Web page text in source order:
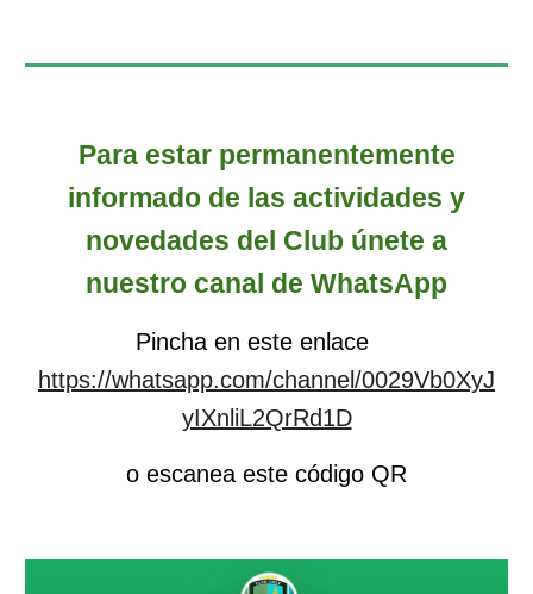
Para estar permanentemente
informado de las actividades y
novedades del Club únete a
nuestro canal de WhatsApp
Pincha en este enlace
https://whatsapp.com/channel/0029Vb0XyJ
yIXnliL2QrRd1D
o escanea este código QR